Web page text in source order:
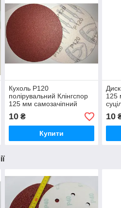
Кухоль Р120
полірувальний Клінгспор
125 мм самозачіпний
10₴
Купити
125
10